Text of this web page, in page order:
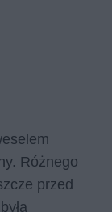
Różnego
przed